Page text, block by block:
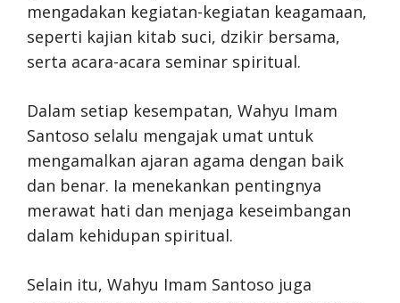
mengadakan kegiatan-kegiatan keagamaan,
seperti kajian kitab suci, dzikir bersama,
serta acara-acara seminar spiritual.
Dalam setiap kesempatan, Wahyu Imam
Santoso selalu mengajak umat untuk
mengamalkan ajaran agama dengan baik
dan benar. Ia menekankan pentingnya
merawat hati dan menjaga keseimbangan
dalam kehidupan spiritual.
Selain itu, Wahyu Imam Santoso juga